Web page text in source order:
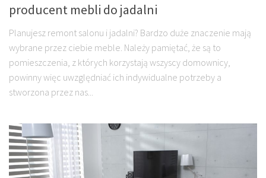
producent mebli do jadalni
Planujesz remont salonu i jadalni? Bardzo duże znaczenie mają
wybrane przez ciebie meble. Należy pamiętać, że są to
pomieszczenia, z których korzystają wszyscy domownicy,
powinny więc uwzględniać ich indywidualne potrzeby a
stworzona przez nas...